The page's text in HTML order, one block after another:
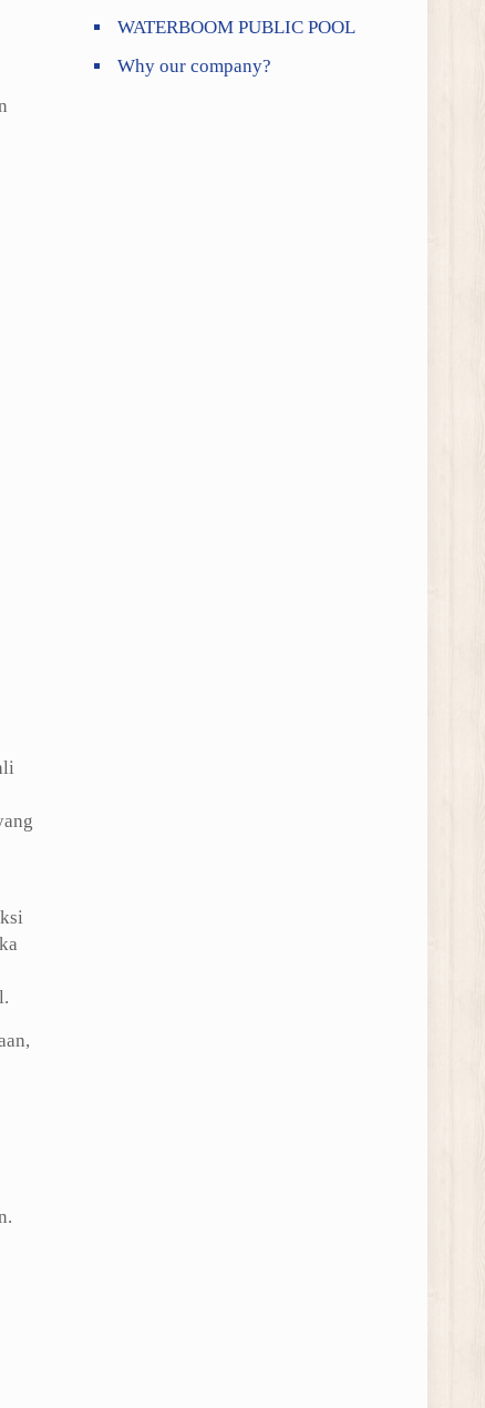
WATERBOOM PUBLIC POOL
Why our company?